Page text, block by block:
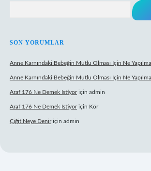
SON YORUMLAR
Anne Karnındaki Bebeğin Mutlu Olması Için Ne
Anne Karnındaki Bebeğin Mutlu Olması Için Ne
Araf 176 Ne Demek Istiyoriçin admin
Araf 176 Ne Demek Istiyoriçin Kör
Çiğit Neye Deniriçin admin